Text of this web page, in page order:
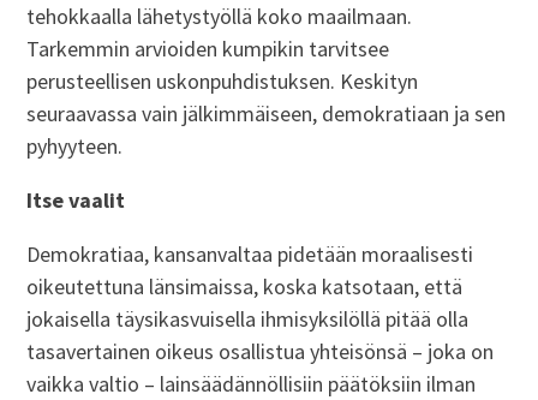
tehokkaalla lähetystyöllä koko maailmaan.
Tarkemmin arvioiden kumpikin tarvitsee
perusteellisen uskonpuhdistuksen. Keskityn
seuraavassa vain jälkimmäiseen, demokratiaan ja sen
pyhyyteen.
Itse vaalit
Demokratiaa, kansanvaltaa pidetään moraalisesti
oikeutettuna länsimaissa, koska katsotaan, että
jokaisella täysikasvuisella ihmisyksilöllä pitää olla
tasavertainen oikeus osallistua yhteisönsä – joka on
vaikka valtio – lainsäädännöllisiin päätöksiin ilman